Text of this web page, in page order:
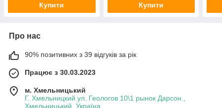
Купити Купити
Про нас
90% позитивних з 39 відгуків за рік
Працює з 30.03.2023
м. Хмельницький
Г. Хмельницкий ул. Геологов 10\1 рынок Дарсон.,
Хмельницький, Україна